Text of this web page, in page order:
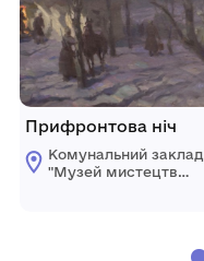
Прифронтова ніч
Комунальний заклад
"Музей мистецтв